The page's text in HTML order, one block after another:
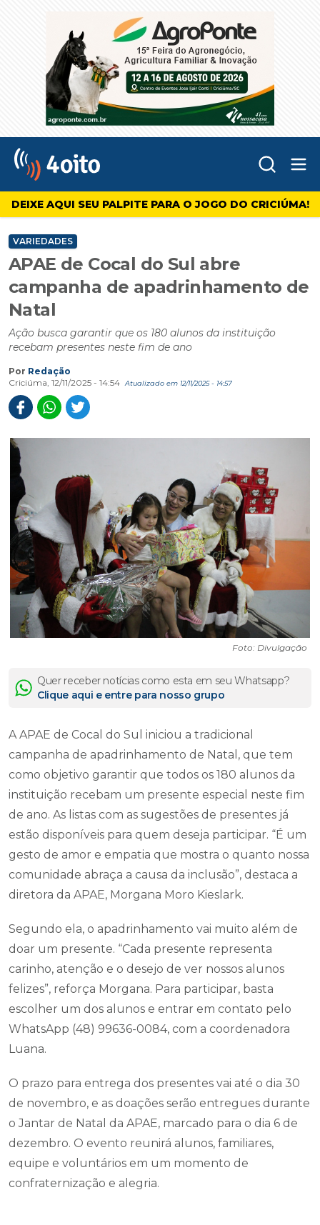
4oito
DEIXE AQUI SEU PALPITE PARA O JOGO DO CRICIÚMA!
VARIEDADES
APAE de Cocal do Sul abre
campanha de apadrinhamento de
Natal
Ação busca garantir que os 180 alunos da instituição
recebam presentes neste fim de ano
Por Redação
Criciúma, 12/11/2025 - 14:54
Atualizado em 12/11/2025 - 14:57
Foto: Divulgação
Quer receber notícias como esta em seu Whatsapp?
Clique aqui e entre para nosso grupo
A APAE de Cocal do Sul iniciou a tradicional
campanha de apadrinhamento de Natal, que tem
como objetivo garantir que todos os 180 alunos da
instituição recebam um presente especial neste fim
de ano. As listas com as sugestões de presentes já
estão disponíveis para quem deseja participar. “É um
gesto de amor e empatia que mostra o quanto nossa
comunidade abraça a causa da inclusão”, destaca a
diretora da APAE, Morgana Moro Kieslark.
Segundo ela, o apadrinhamento vai muito além de
doar um presente. “Cada presente representa
carinho, atenção e o desejo de ver nossos alunos
felizes”, reforça Morgana. Para participar, basta
escolher um dos alunos e entrar em contato pelo
WhatsApp (48) 99636-0084, com a coordenadora
Luana.
O prazo para entrega dos presentes vai até o dia 30
de novembro, e as doações serão entregues durante
o Jantar de Natal da APAE, marcado para o dia 6 de
dezembro. O evento reunirá alunos, familiares,
equipe e voluntários em um momento de
confraternização e alegria.